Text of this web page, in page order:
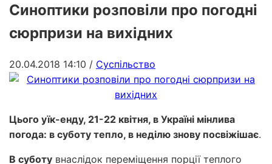
Синоптики розповіли про погодні
сюрпризи на вихідних
20.04.2018 14:10 / Суспільство
Цього уїк-енду, 21-22 квітня, в Україні мінлива
погода: в суботу тепло, в неділю знову посвіжішає.
В суботу внаслідок переміщення порції теплого